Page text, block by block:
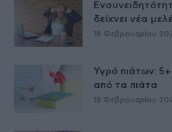
δείχνει νέα
18 Φεβρουαρίου
Υγρό πιάτων:
από τα πιάτα
18 Φεβρουαρίου